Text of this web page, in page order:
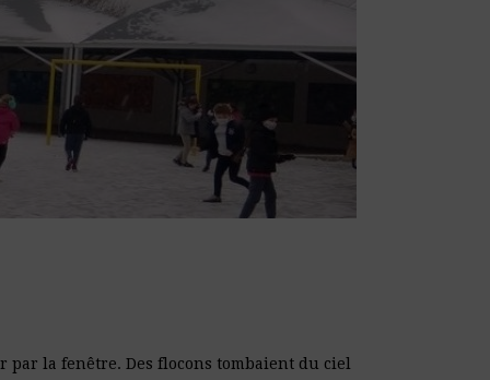
par la fenêtre. Des flocons tombaient du ciel